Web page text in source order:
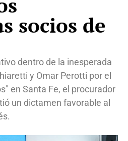
socios de
dentro de la inesperada
y Omar Perotti por el
en Santa Fe, el procurador
un dictamen favorable al